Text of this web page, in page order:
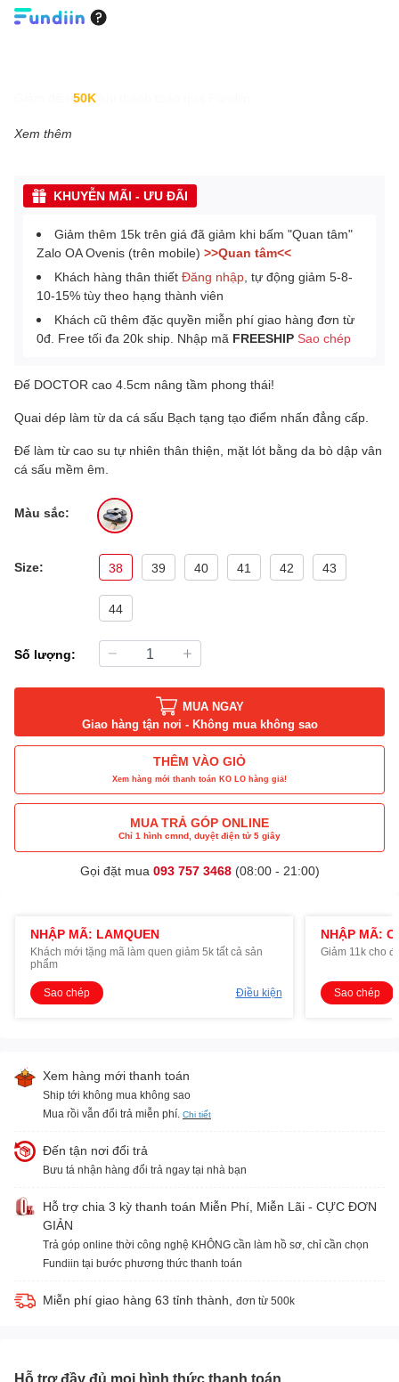
50K
Xem thêm
KHUYỄN MÃI - ƯU ĐÃI
Giảm thêm 15k trên giá đã giảm khi bấm "Quan tâm"
Zalo OA Ovenis (trên mobile) >>Quan tâm<<
Khách hàng thân thiết Đăng nhập , tự động giảm 5-8-
10-15% tùy theo hạng thành viên
Khách cũ thêm đặc quyền miễn phí giao hàng đơn từ
0đ. Free tối đa 20k ship. Nhập mã FREESHIP Sao chép
Đế DOCTOR cao 4.5cm nâng tầm phong thái!
Quai dép làm từ da cá sấu Bạch tạng tạo điểm nhấn đẳng cấp.
Đế làm từ cao su tự nhiên thân thiện, mặt lót bằng da bò dập vân
cá sấu mềm êm.
Màu sắc:
Size: 38 39 40 41 42 43
44
Số lượng:
MUA NGAY
Giao hàng tận nơi - Không mua không sao
THÊM VÀO GIỎ
Xem hàng mới thanh toán KO LO hàng giả!
MUA TRẢ GÓP ONLINE
Chỉ 1 hình cmnd, duyệt điện tử 5 giây
Gọi đặt mua 093 757 3468(08:00 - 21:00)
NHẬP MÃ: LAMQUEN
Khách mới tặng mã làm quen giảm 5k tất cả sản
phẩm
Sao chép Điều kiện
NHẬP MÃ:
Giảm 11k cho
Sao chép
Xem hàng mới thanh toán
Ship tới không mua không sao
Mua rồi vẫn đổi trả miễn phí. Chi tiết
Đến tận nơi đổi trả
Bưu tá nhận hàng đổi trả ngay tại nhà bạn
Hỗ trợ chia 3 kỳ thanh toán Miễn Phí, Miễn Lãi - CỰC ĐƠN
GIẢN
Trả góp online thời công nghệ KHÔNG cần làm hồ sơ, chỉ cần chọn
Fundiin tại bước phương thức thanh toán
Miễn phí giao hàng 63 tỉnh thành, đơn từ 500k
Hỗ trợ đầy đủ mọi hình thức thanh toán